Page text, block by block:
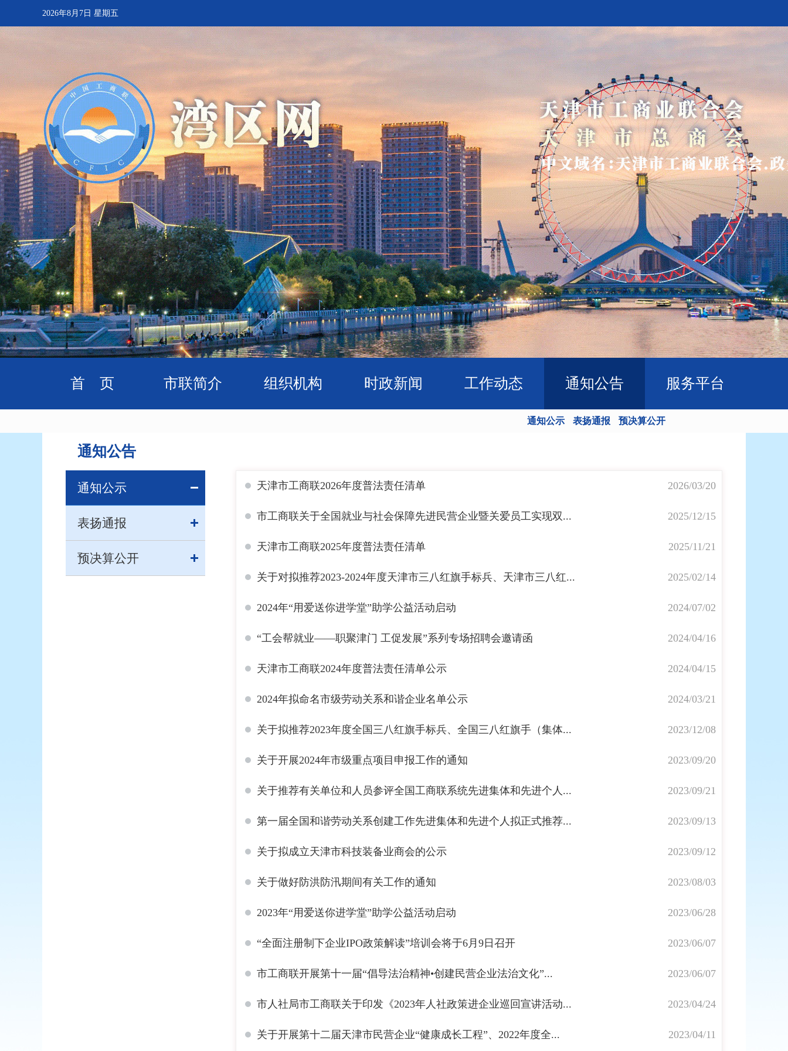
2026年8月7日 星期五
首 页 市联简介 组织机构 时政新闻 工作动态 通知公告 服务平台
通知公示 表扬通报 预决算公开
通知公告
通知公示
表扬通报
预决算公开
天津市工商联2026年度普法责任清单 2026/03/20
市工商联关于全国就业与社会保障先进民营企业暨关爱员工实现双... 2025/12/15
天津市工商联2025年度普法责任清单 2025/11/21
关于对拟推荐2023-2024年度天津市三八红旗手标兵、天津市三八红... 2025/02/14
2024年“用爱送你进学堂”助学公益活动启动 2024/07/02
“工会帮就业——职聚津门 工促发展”系列专场招聘会邀请函 2024/04/16
天津市工商联2024年度普法责任清单公示 2024/04/15
2024年拟命名市级劳动关系和谐企业名单公示 2024/03/21
关于拟推荐2023年度全国三八红旗手标兵、全国三八红旗手（集体... 2023/12/08
关于开展2024年市级重点项目申报工作的通知 2023/09/20
关于推荐有关单位和人员参评全国工商联系统先进集体和先进个人... 2023/09/21
第一届全国和谐劳动关系创建工作先进集体和先进个人拟正式推荐... 2023/09/13
关于拟成立天津市科技装备业商会的公示 2023/09/12
关于做好防洪防汛期间有关工作的通知 2023/08/03
2023年“用爱送你进学堂”助学公益活动启动 2023/06/28
“全面注册制下企业IPO政策解读”培训会将于6月9日召开 2023/06/07
市工商联开展第十一届“倡导法治精神•创建民营企业法治文化”... 2023/06/07
市人社局市工商联关于印发《2023年人社政策进企业巡回宣讲活动... 2023/04/24
关于开展第十二届天津市民营企业“健康成长工程”、2022年度全... 2023/04/11